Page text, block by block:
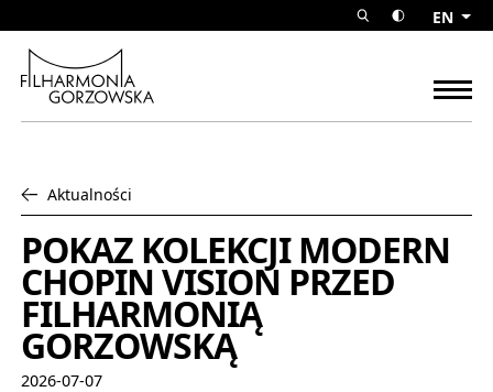
Pokaz kolekcji Modern Chopin
open search
toggle the
EN
Gorzów Philharmonic
back to:
Aktualności
POKAZ KOLEKCJI MODERN
CHOPIN VISION PRZED
FILHARMONIĄ
GORZOWSKĄ
2026-07-07